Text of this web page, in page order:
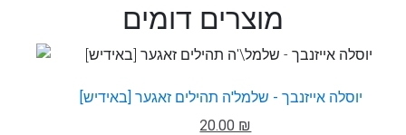
מוצרים דומים
יוסלה אייזנבך - שלמל'ה תהילים זאגער [באידיש]
20.00 ₪